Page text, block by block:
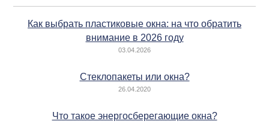
Как выбрать пластиковые окна: на что обратить
внимание в 2026 году
03.04.2026
Стеклопакеты или окна?
26.04.2020
Что такое энергосберегающие окна?